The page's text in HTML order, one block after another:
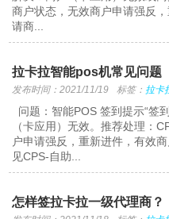
商户状态，无效商户申请强反
请商...
拉卡拉智能pos机常见问题
发布时间：2021/11/19 标签： 拉卡
问题：智能POS 签到提示“签
（卡应用）无效。推荐处理：
户申请强反，重新进件，有效
见CPS-自助...
怎样签拉卡拉一级代理商？